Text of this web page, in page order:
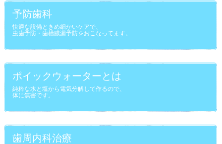
予防歯科
快適な設備ときめ細かいケアで、
虫歯予防・歯槽膿漏予防をおこなってます。
ポイックウォーターとは
純粋な水と塩から電気分解して作るので、
体に無害です。
歯周内科治療